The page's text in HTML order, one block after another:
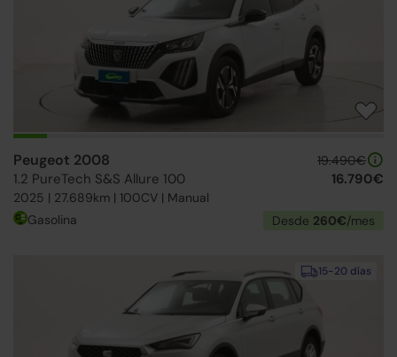
Peugeot 2008
1.2 PureTech S&S Allure 100
2025 | 27.689km | 100CV | Manual
19.490€
16.790€
Gasolina Desde 260€/mes
15-20 días